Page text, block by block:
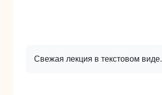
Свежая лекция в текстовом виде.